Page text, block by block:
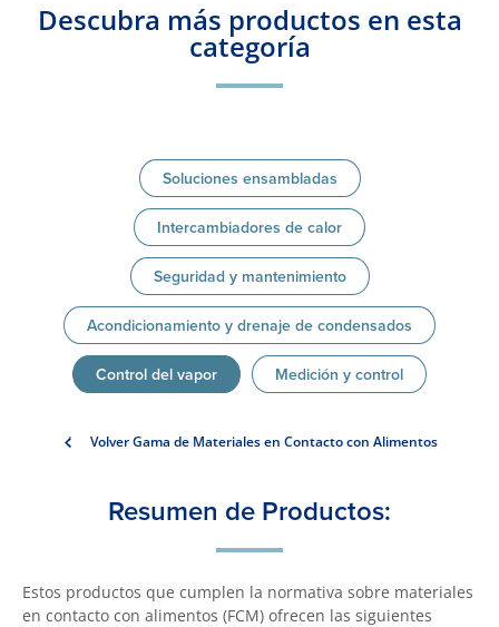
Descubra más productos en esta
categoría
Soluciones ensambladas
Intercambiadores de calor
Seguridad y mantenimiento
Acondicionamiento y drenaje de condensados
Control del vapor Medición y control
Volver Gama de Materiales en Contacto con Alimentos
Resumen de Productos:
Estos productos que cumplen la normativa sobre materiales
en contacto con alimentos (FCM) ofrecen las siguientes